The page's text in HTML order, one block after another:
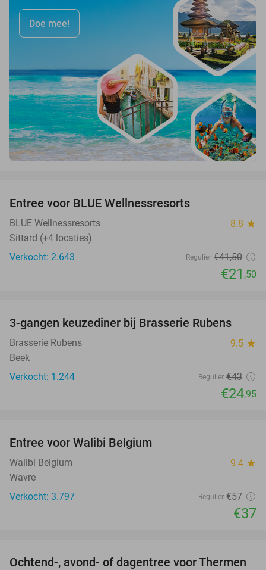
Doe mee!
Entree voor BLUE Wellnessresorts
BLUE Wellnessresorts 8.8 star
Sittard (+4 locaties)
Verkocht: 2.643
Regulier €41,50
€21 ,50
42%
3-gangen keuzediner bij Brasserie Rubens
Brasserie Rubens 9.5 star
Beek
Verkocht: 1.244
Regulier €43
€24,95
Entree voor Walibi Belgium
Walibi Belgium 9.4 star
Wavre
Verkocht: 3.797
Regulier €57
€37
Ochtend-, avond- of dagentree voor Thermen